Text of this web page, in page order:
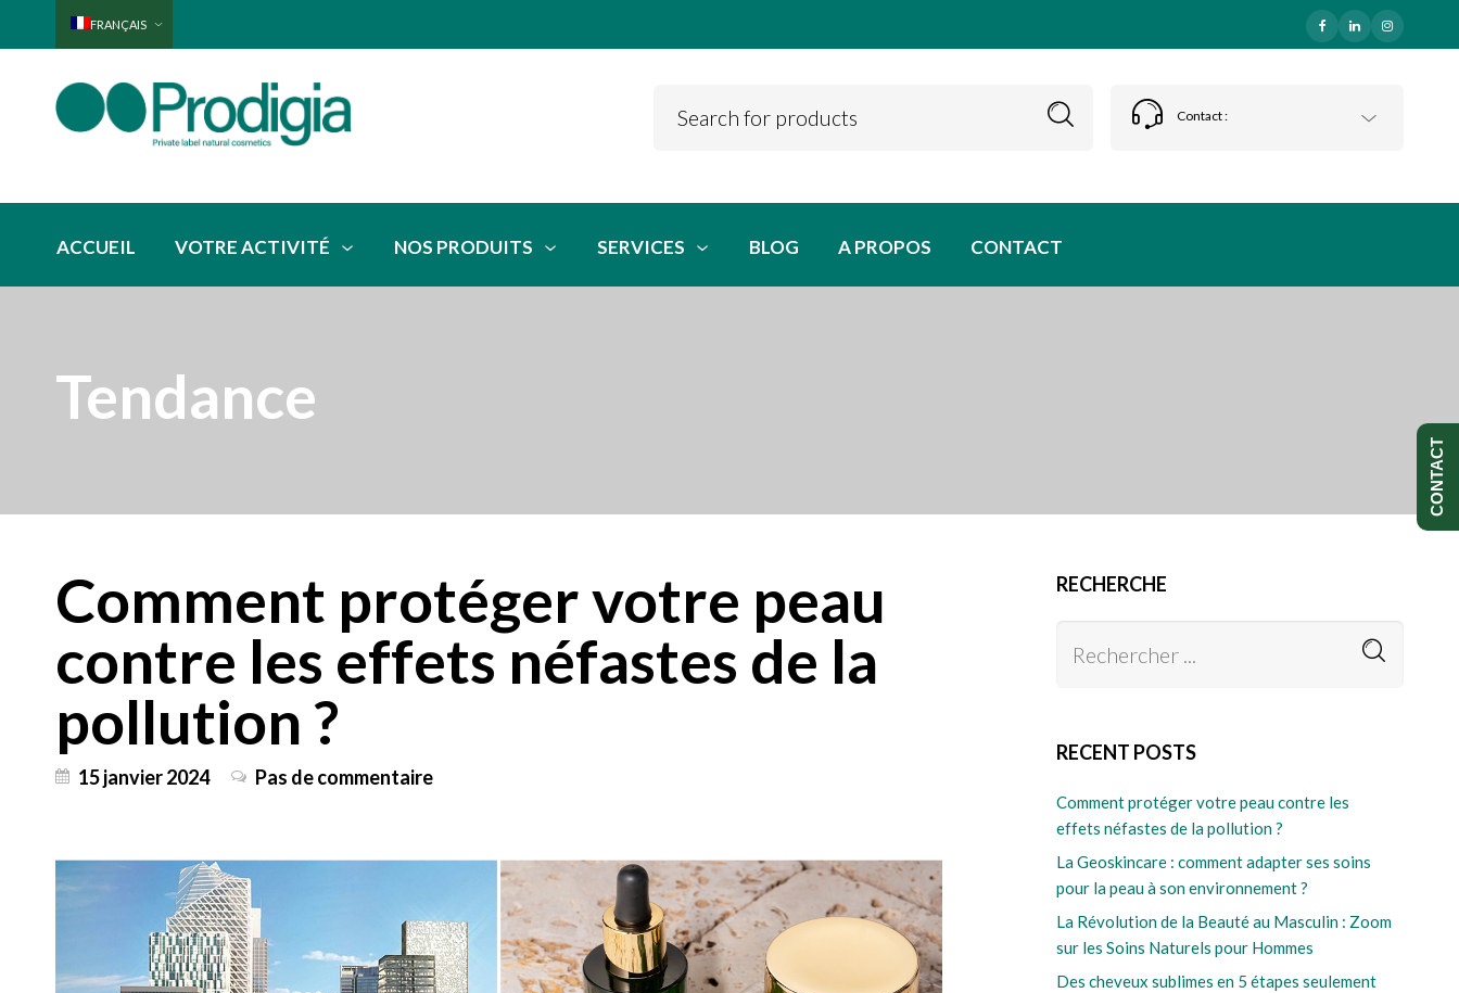
FRANÇAIS
Contact :
ACCUEIL VOTRE ACTIVITÉ NOS PRODUITS SERVICES BLOG A PROPOS CONTACT
Tendance
Comment protéger votre peau
contre les effets néfastes de la
pollution ?
15 janvier 2024 Pas de commentaire
RECHERCHE
RECENT POSTS
Comment protéger votre peau contre les
effets néfastes de la pollution ?
La Geoskincare : comment adapter ses soins
pour la peau à son environnement ?
La Révolution de la Beauté au Masculin : Zoom
sur les Soins Naturels pour Hommes
Des cheveux sublimes en 5 étapes seulement
CONTACT